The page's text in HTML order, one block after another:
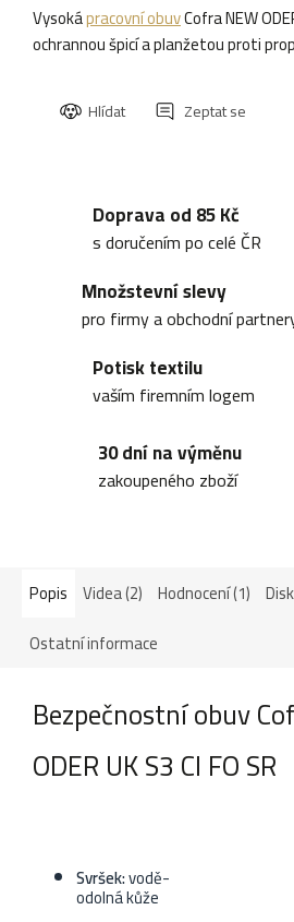
Vysokápracovní obuvCofra NEW
ochrannou špicí a planžetou proti
Zeptat se
Hlídat
Doprava od 85 Kč
s doručením po celé ČR
Množstevní slevy
pro firmy a obchodní
Potisk textilu
vaším firemním logem
30 dní na výměnu
zakoupeného zboží
Popis Videa (2) Hodnocení (1)
Ostatní informace
Bezpečnostní obuv
ODER UK S3 CI FO SR
Svršek:vodě-
odolná kůže